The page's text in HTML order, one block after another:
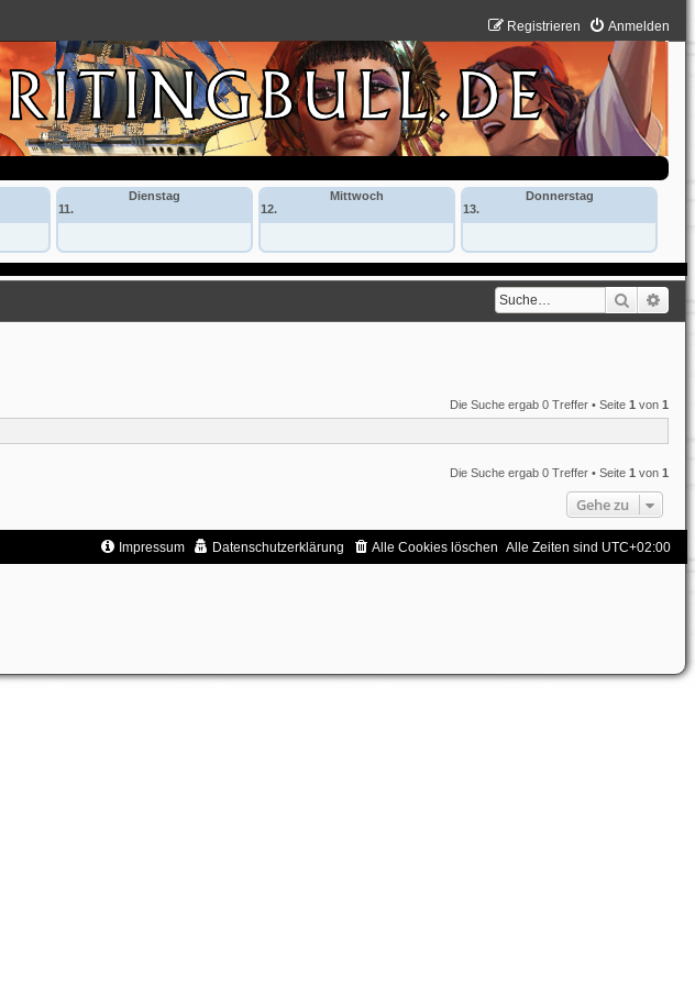
Anmelden
Registrieren
Dienstag
11.
Mittwoch
12.
Donnerstag
13.
Suche
Die Suche ergab 0 Treffer • Seite1 von1
Die Suche ergab 0 Treffer • Seite1 von1
Gehe zu
Alle Zeiten sind UTC+02:00
Alle Cookies löschen
Datenschutzerklärung
Impressum